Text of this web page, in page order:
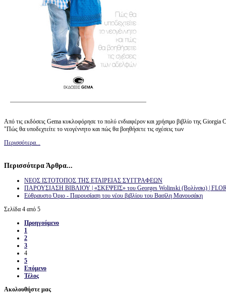
Από τις εκδόσεις Gema κυκλοφόρησε το πολύ ενδιαφέρον και χρήσιμο βιβλίο της
"Πώς θα υποδεχτείτε το νεογέννητο και πώς θα βοηθήσετε τις σχέσεις των
Περισσότερα...
Περισσότερα Άρθρα...
ΝΕΟΣ ΙΣΤΟΤΟΠΟΣ ΤΗΣ ΕΤΑΙΡΕΙΑΣ ΣΥΓΓΡΑΦΕΩΝ
ΠΑΡΟΥΣΙΑΣΗ ΒΙΒΛΙΟΥ | «ΣΚΕΨΕΙΣ» του Georges Wolinski (Βολίνσκι) |
Εύθραυστο Όριο - Παρουσίαση του νέου βιβλίου του Βασίλη Μανουσάκη
Σελίδα 4 από 5
Προηγούμενο
1
2
3
4
5
Επόμενο
Τέλος
Ακολουθήστε μας